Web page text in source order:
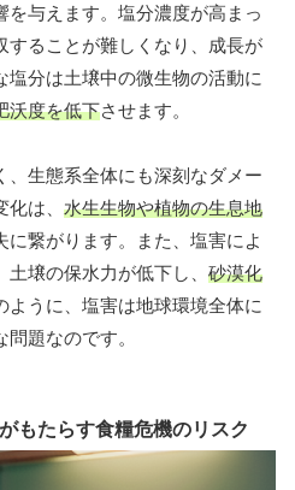
与えます。塩分濃度が高まっ
することが難しくなり、成長が
塩分は土壌中の微生物の活動に
沃度を低下させます。
、生態系全体にも深刻なダメー
は、 水生生物や植物の生息地
に繋がります。また、塩害によ
壌の保水力が低下し、 砂漠化
ように、塩害は地球環境全体に
題なのです。
もたらす食糧危機のリスク